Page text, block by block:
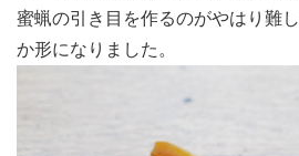
蜜蝋の引き目を作るのがやはり難
か形になりました。